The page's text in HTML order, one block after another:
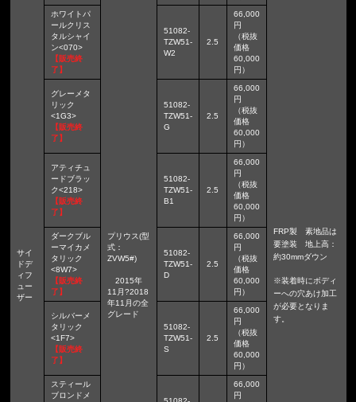
サイ
ドデ
ィフ
ュー
ザー
プリウス(型
式：
ZVW5#)
2015年
11月?2018
年11月の全
グレード
FRP製 素地品は
要塗装 地上高：
約30mmダウン
※装着時にボディ
ーへの穴あけ加工
が必要となりま
す。
ホワイトパ
ールクリス
タルシャイ
ン<070>
【販売終
了】
51082-
TZW51-
W2
2.5
66,000
円
（税抜
価格
60,000
円）
グレーメタ
リック
<1G3>
【販売終
了】
51082-
TZW51-
G
2.5
66,000
円
（税抜
価格
60,000
円）
アティチュ
ードブラッ
ク<218>
【販売終
了】
51082-
TZW51-
B1
2.5
66,000
円
（税抜
価格
60,000
円）
ダークブル
ーマイカメ
タリック
<8W7>
【販売終
了】
51082-
TZW51-
D
2.5
66,000
円
（税抜
価格
60,000
円）
シルバーメ
タリック
<1F7>
【販売終
了】
51082-
TZW51-
S
2.5
66,000
円
（税抜
価格
60,000
円）
スティール
ブロンドメ
66,000
円